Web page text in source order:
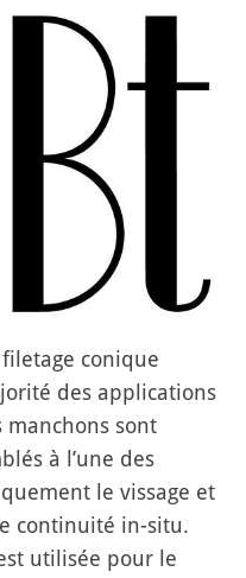
conique
des applications
manchons sont
à l’une des
le vissage et
continuité in-situ.
utilisée pour le